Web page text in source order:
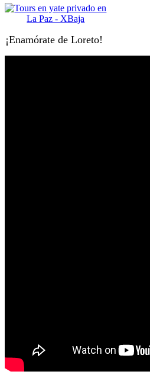
¡Enamórate de Loreto!